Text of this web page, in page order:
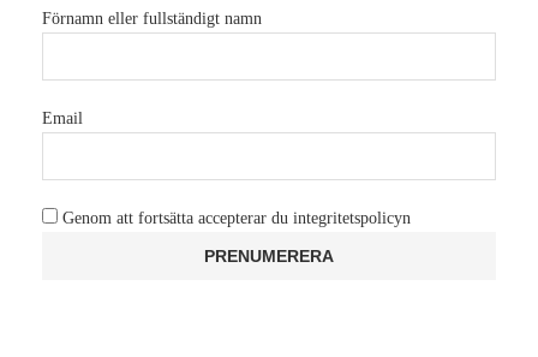
Förnamn eller fullständigt namn
Email
Genom att fortsätta accepterar du integritetspolicyn